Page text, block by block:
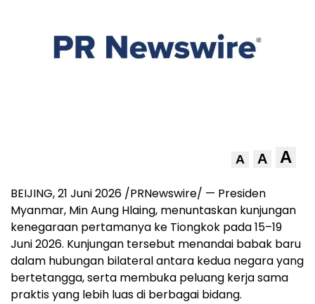
A A A
BEIJING, 21 Juni 2026 /PRNewswire/ — Presiden
Myanmar, Min Aung Hlaing, menuntaskan kunjungan
kenegaraan pertamanya ke Tiongkok pada 15–19
Juni 2026. Kunjungan tersebut menandai babak baru
dalam hubungan bilateral antara kedua negara yang
bertetangga, serta membuka peluang kerja sama
praktis yang lebih luas di berbagai bidang.